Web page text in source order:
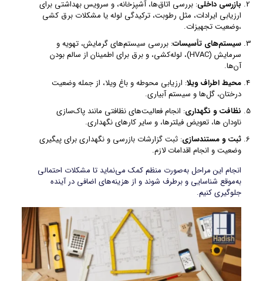
بازرسی داخلی: بررسی اتاق‌ها، آشپزخانه، و سرویس‌ بهداشتی برای
ارزیابی ایرادات، مثل رطوبت، ترکیدگی لوله‌ یا مشکلات برق کشی
،وضعیت تجهیزات.
سیستم‌های تأسیسات: بررسی سیستم‌های گرمایش، تهویه و
سرمایش (HVAC)، لوله‌کشی، و برق برای اطمینان از سالم بودن
آن‌ها.
محیط اطراف ویلا: ارزیابی محوطه و باغ ویلا، از جمله وضعیت
درختان، گل‌ها و سیستم آبیاری.
نظافت و نگهداری: انجام فعالیت‌های نظافتی مانند پاک‌سازی
ناودان ها، تعویض فیلترها، و سایر کارهای نگهداری.
ثبت و مستندسازی: ثبت گزارشات بازرسی و نگهداری برای پیگیری
وضعیت و انجام اقدامات لازم.
انجام این مراحل به‌صورت منظم کمک می‌نماید تا مشکلات احتمالی
به‌موقع شناسایی و برطرف شوند و از هزینه‌های اضافی در آینده
جلوگیری کنیم.